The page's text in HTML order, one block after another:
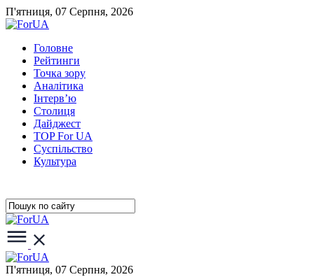
П'ятниця, 07 Серпня, 2026
Головне
Рейтинги
Точка зору
Аналітика
Інтерв’ю
Столиця
Дайджест
TOP For UA
Суспiльство
Культура
П'ятниця, 07 Серпня, 2026